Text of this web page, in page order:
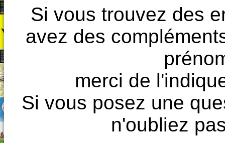
Si vous trouvez des
avez des
merci de
Si vous posez une
n'oubliez